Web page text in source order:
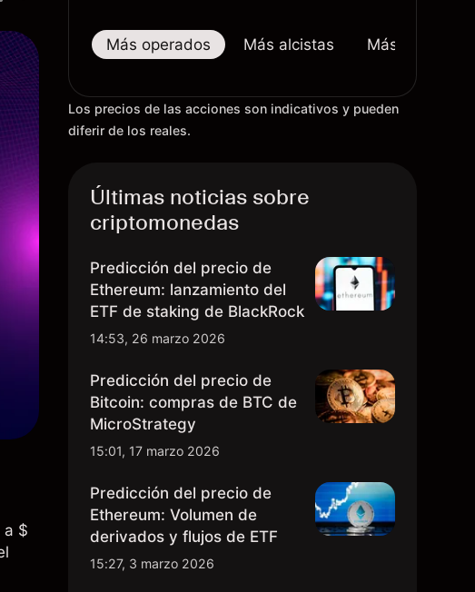
a $
Más operados Más alcistas Más bajistas
Los precios de las acciones son indicativos y pueden
diferir de los reales.
Últimas noticias sobre
criptomonedas
Predicción del precio de
Ethereum: lanzamiento del
ETF de staking de BlackRock
14:53, 26 marzo 2026
Predicción del precio de
Bitcoin: compras de BTC de
MicroStrategy
15:01, 17 marzo 2026
Predicción del precio de
Ethereum: Volumen de
derivados y flujos de ETF
15:27, 3 marzo 2026